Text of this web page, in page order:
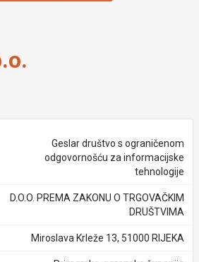
Geslar društvo s ograničenom
odgovornošću za informacijske
tehnologije
D.O.O. PREMA ZAKONU O TRGOVAČKIM
DRUŠTVIMA
Miroslava Krleže 13, 51000 RIJEKA